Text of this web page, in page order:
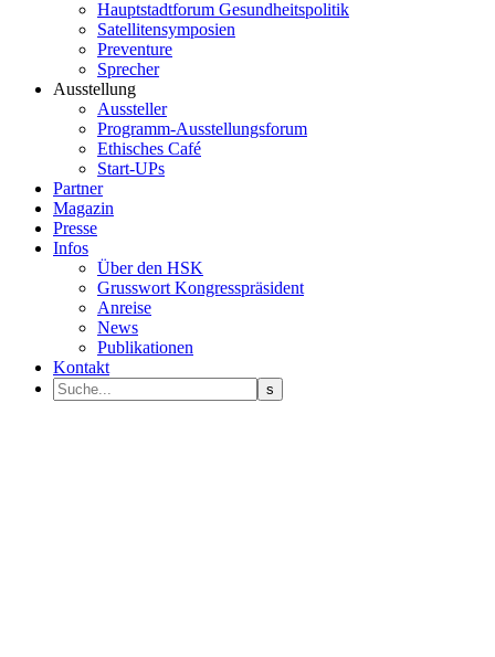
Hauptstadtforum Gesundheitspolitik
Satellitensymposien
Preventure
Sprecher
Ausstellung
Aussteller
Programm-Ausstellungsforum
Ethisches Café
Start-UPs
Partner
Magazin
Presse
Infos
Über den HSK
Grusswort Kongresspräsident
Anreise
News
Publikationen
Kontakt